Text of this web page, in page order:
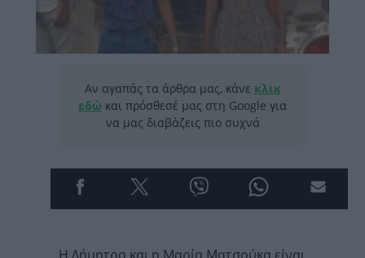
Αν αγαπάς τα άρθρα μας, κάνε κλικ
εδώ και πρόσθεσέ μας στη Google για
να μας διαβάζεις πιο συχνά